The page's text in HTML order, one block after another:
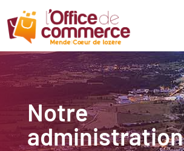
Notre
administration